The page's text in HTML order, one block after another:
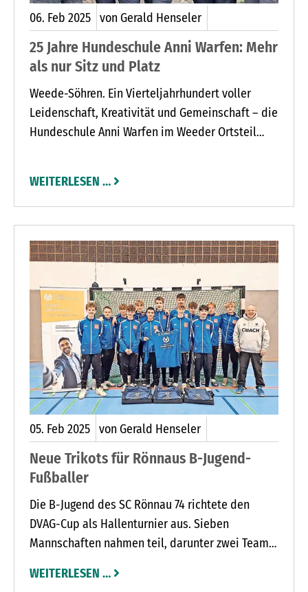
06. Feb 2025 von Gerald Henseler
25 Jahre Hundeschule Anni Warfen: Mehr
als nur Sitz und Platz
Weede-Söhren. Ein Vierteljahrhundert voller
Leidenschaft, Kreativität und Gemeinschaft – die
Hundeschule Anni Warfen im Weeder Ortsteil
vielfältig ist wie die Vierbeiner und Menschen,
die dort trainieren.
WEITERLESEN …
05. Feb 2025 von Gerald Henseler
Neue Trikots für Rönnaus B-Jugend-
Fußballer
Die B-Jugend des SC Rönnau 74 richtete den
DVAG-Cup als Hallenturnier aus. Sieben
Mannschaften nahmen teil, darunter zwei Teams
und dritten Platz. Im Rahmen des Turniers erhielt
WEITERLESEN …